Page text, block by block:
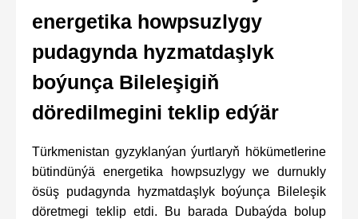
energetika howpsuzlygy
pudagynda hyzmatdaşlyk
boýunça Bileleşigiň
döredilmegini teklip edýär
Türkmenistan gyzyklanýan ýurtlaryň hökümetlerine
bütindünýä energetika howpsuzlygy we durnukly
ösüş pudagynda hyzmatdaşlyk boýunça Bileleşik
döretmegi teklip etdi. Bu barada Dubaýda bolup